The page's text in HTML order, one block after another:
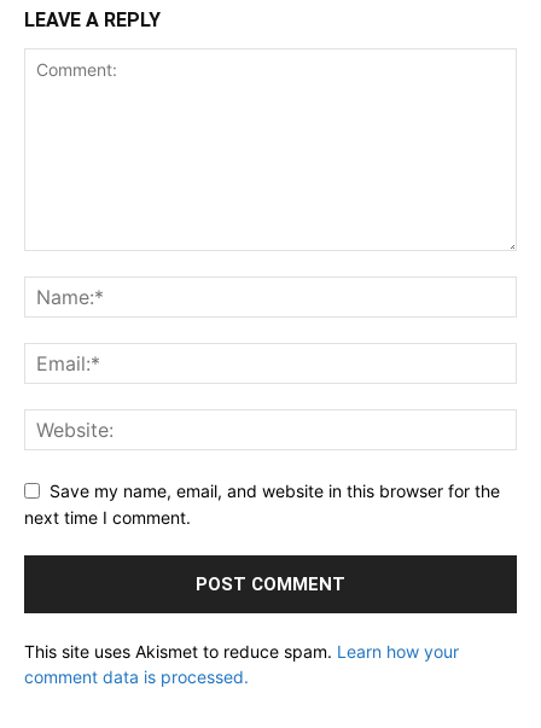
LEAVE A REPLY
Save my name, email, and website in this browser for the
next time I comment.
This site uses Akismet to reduce spam. Learn how your
comment data is processed.